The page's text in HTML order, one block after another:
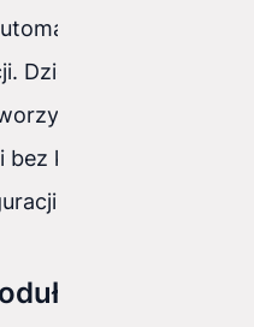
staje się
Dzięki temu
i zarządzać
konieczności
CSS